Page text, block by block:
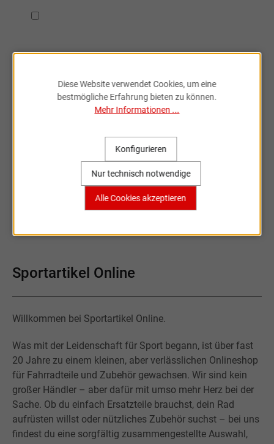
online entdecken
Große Auswahl, bekannte Marken,
schnelle Lieferung – Sportartikel Online
ist dein Partner rund ums Rad.
Sportartikel Online
Willkommen bei Sportartikel Online.
Was mit der Leidenschaft für Sport begann, ist über fast
20 Jahre zu einem kleinen, aber verlässlichen Onlineshop
für Fahrradteile und Zubehör gewachsen. Wir sind kein
großer Händler – aber dafür mit umso mehr Herz bei der
Sache. Ob du einfach Ersatzteile brauchst, dein Rad
aufrüsten willst oder nützliches Zubehör suchst – bei uns
findest du eine sorgfältig zusammengestellte Auswahl,
Diese Website verwendet Cookies, um eine
bestmögliche Erfahrung bieten zu können.
Mehr Informationen ...
Nur technisch notwendige
Konfigurieren
Alle Cookies akzeptieren